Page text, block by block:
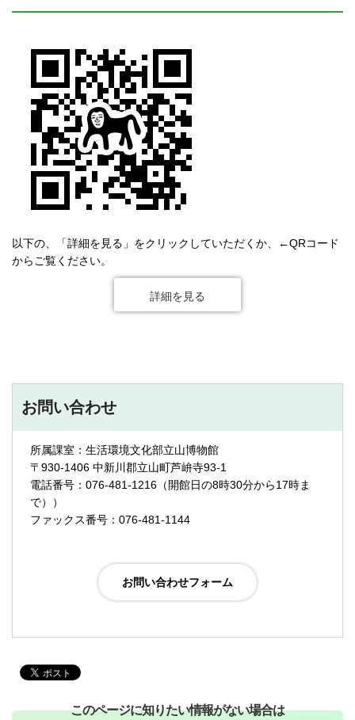
以下の、「詳細を見る」をクリックしていただくか、←QRコード
からご覧ください。
詳細を見る
お問い合わせ
所属課室：生活環境文化部立山博物館
〒930-1406 中新川郡立山町芦峅寺93-1
電話番号：076-481-1216（開館日の8時30分から17時ま
で））
ファックス番号：076-481-1144
このページに知りたい情報がない場合は